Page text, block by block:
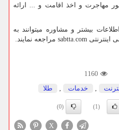
مهاجرت و اخذ اقامت و ... ارائه
بیشتر و مشاوره میتوانند به
sabtta.com مراجعه نمایند.
1160
, خدمات , طلا
(1)
(0)
X